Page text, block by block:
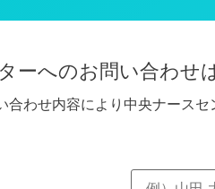
ーへのお問い合わせ
わせ内容により中央ナースセ